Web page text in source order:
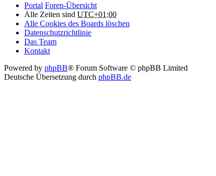
Portal Foren-Übersicht
Alle Zeiten sind UTC+01:00
Alle Cookies des Boards löschen
Datenschutzrichtlinie
Das Team
Kontakt
Powered by phpBB® Forum Software © phpBB Limited
Deutsche Übersetzung durch phpBB.de